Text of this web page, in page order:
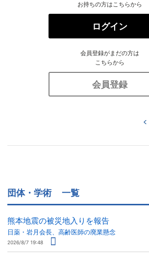
お持ちの方はこちらから
ログイン
会員登録がまだの方は
こちらから
会員登録
団体・学術 一覧
熊本地震の被災地入りを報告
日薬・岩月会長、高齢医師の廃業懸念
2026/8/7 19:48